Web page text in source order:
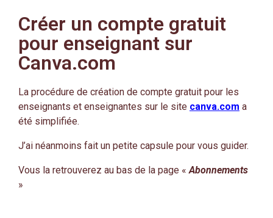
Créer un compte gratuit
pour enseignant sur
Canva.com
La procédure de création de compte gratuit pour les
enseignants et enseignantes sur le site canva.com a
été simplifiée.
J’ai néanmoins fait un petite capsule pour vous guider.
Vous la retrouverez au bas de la page «Abonnements
»